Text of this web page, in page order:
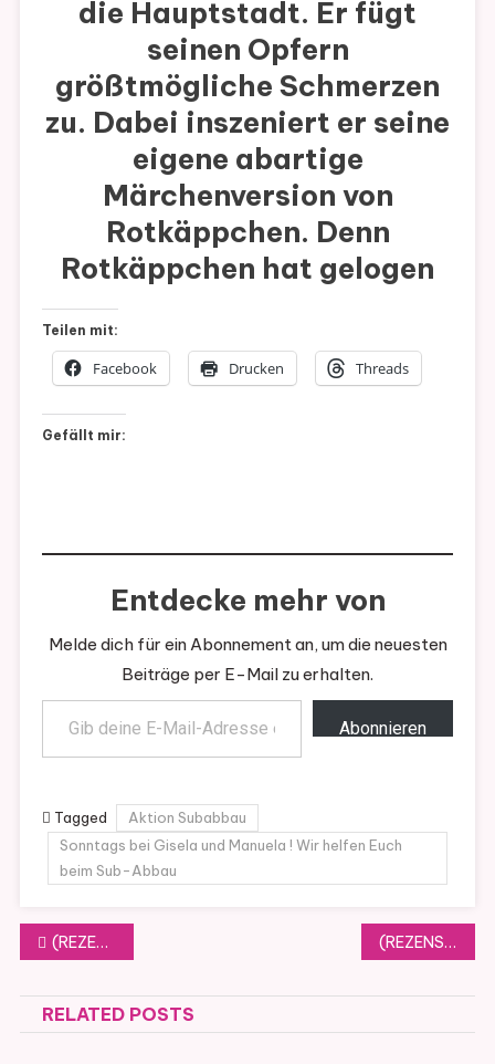
die Hauptstadt. Er fügt
seinen Opfern
größtmögliche Schmerzen
zu. Dabei inszeniert er seine
eigene abartige
Märchenversion von
Rotkäppchen. Denn
Rotkäppchen hat gelogen
Teilen mit:
Facebook Drucken Threads
Gefällt mir:
Entdecke mehr von
Melde dich für ein Abonnement an, um die neuesten
Beiträge per E-Mail zu erhalten.
Gib deine E-Mail-Adresse ein ...
Abonnieren
Tagged
Aktion Subabbau
Sonntags bei Gisela und Manuela ! Wir helfen Euch
beim Sub-Abbau
Beitragsnavigation
(REZENSION) Strandgeflüster mit Herz (Meer für dich, Band 1) von Katie Jay Adams (REZENSION) Im Unterholz von Sara Strömberg
RELATED POSTS